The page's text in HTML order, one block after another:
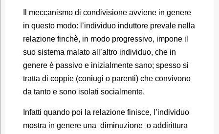
Il meccanismo di condivisione avviene in genere
in questo modo: l’individuo induttore prevale nella
relazione finchè, in modo progressivo, impone il
suo sistema malato all’altro individuo, che in
genere è passivo e inizialmente sano; spesso si
tratta di coppie (coniugi o parenti) che convivono
da tanto e sono isolati socialmente.
Infatti quando poi la relazione finisce, l’individuo
mostra in genere una diminuzione o addirittura